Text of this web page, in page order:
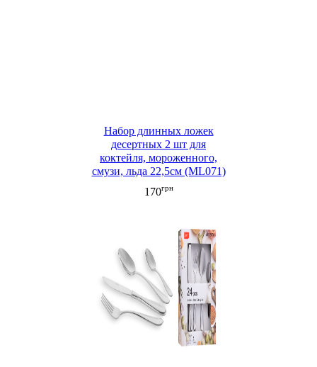
Набор длинных ложек
десертных 2 шт для
коктейля, мороженного,
смузи, льда 22,5см (ML071)
170грн